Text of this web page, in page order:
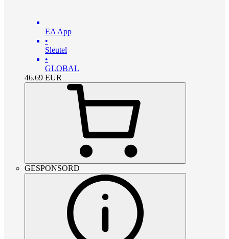
EA App
•
Sleutel
•
GLOBAL
46.69 EUR
GESPONSORD